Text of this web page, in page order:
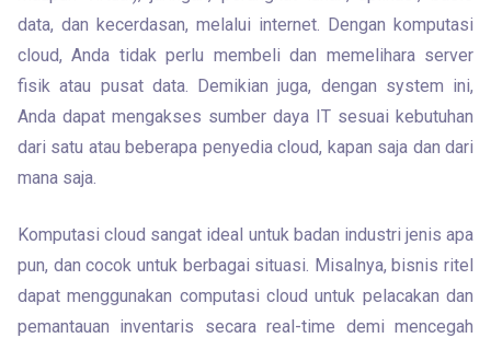
data, dan kecerdasan, melalui internet. Dengan komputasi
cloud, Anda tidak perlu membeli dan memelihara server
fisik atau pusat data. Demikian juga, dengan system ini,
Anda dapat mengakses sumber daya IT sesuai kebutuhan
dari satu atau beberapa penyedia cloud, kapan saja dan dari
mana saja.
Komputasi cloud sangat ideal untuk badan industri jenis apa
pun, dan cocok untuk berbagai situasi. Misalnya, bisnis ritel
dapat menggunakan computasi cloud untuk pelacakan dan
pemantauan inventaris secara real-time demi mencegah